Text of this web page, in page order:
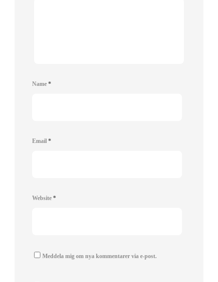
Name *
Email *
Website *
Meddela mig om nya kommentarer via e-post.